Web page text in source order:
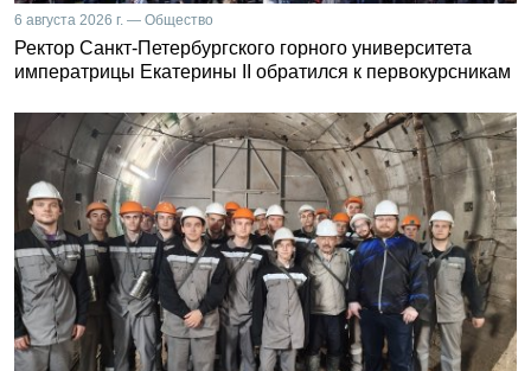
6 августа 2026 г. — Общество
Ректор Санкт-Петербургского горного университета
императрицы Екатерины II обратился к первокурсникам